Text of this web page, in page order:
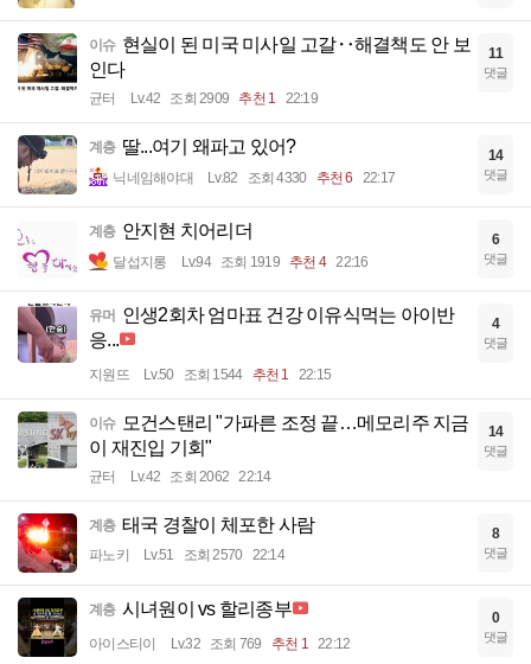
이슈 현실이 된 미국 미사일 고갈‥해결책도 안 보
인다
균터 Lv.42 조회 2909 추천 1 22:19
11
댓글
계층 딸...여기 왜파고 있어?
닉네임해야대 Lv.82 조회 4330 추천 6 22:17
14
댓글
계층 안지현 치어리더
달섭지롱 Lv.94 조회 1919 추천 4 22:16
6
댓글
유머 인생2회차 엄마표 건강 이유식먹는 아이반
응...
지원뜨 Lv.50 조회 1544 추천 1 22:15
4
댓글
이슈
모건스탠리 "가파른 조정 끝…메모리주 지금
이 재진입 기회"
균터 Lv.42 조회 2062 22:14
14
댓글
계층 태국 경찰이 체포한 사람
파노키 Lv.51 조회 2570 22:14
8
댓글
계층 시녀원이 vs 할리종부
아이스티이 Lv.32 조회 769 추천 1 22:12
0
댓글